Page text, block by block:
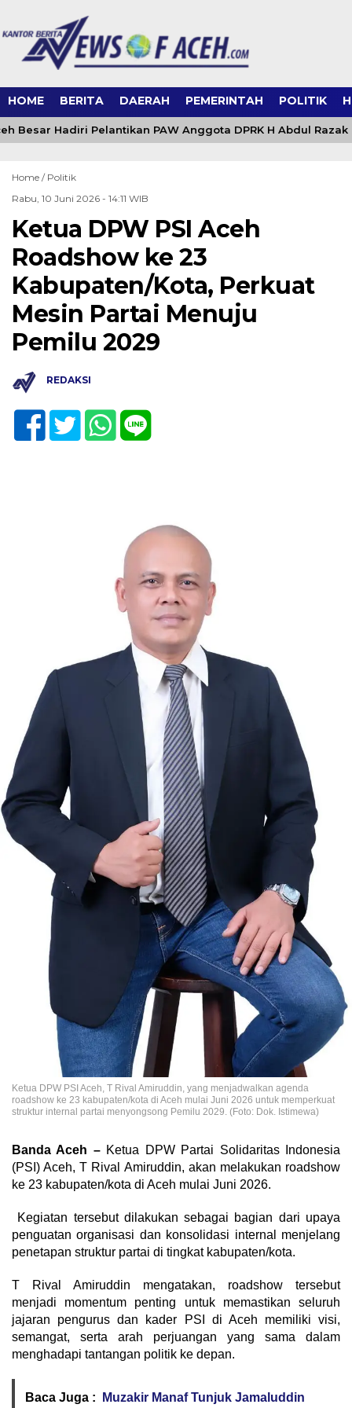
HOME BERITA DAERAH PEMERINTAH POLITIK
Besar Hadiri Pelantikan PAW Anggota DPRK H Abdul Razak
Home / Politik
Rabu, 10 Juni 2026 - 14:11 WIB
Ketua DPW PSI Aceh
Roadshow ke 23
Kabupaten/Kota, Perkuat
Mesin Partai Menuju
Pemilu 2029
REDAKSI
Ketua DPW PSI Aceh, T Rival Amiruddin, yang menjadwalkan agenda
roadshow ke 23 kabupaten/kota di Aceh mulai Juni 2026 untuk memperkuat
struktur internal partai menyongsong Pemilu 2029. (Foto: Dok. Istimewa)
Banda Aceh –Ketua DPW Partai Solidaritas Indonesia
(PSI) Aceh, T Rival Amiruddin, akan melakukan roadshow
ke 23 kabupaten/kota di Aceh mulai Juni 2026.
Kegiatan tersebut dilakukan sebagai bagian dari upaya
penguatan organisasi dan konsolidasi internal menjelang
penetapan struktur partai di tingkat kabupaten/kota.
T Rival Amiruddin mengatakan, roadshow tersebut
menjadi momentum penting untuk memastikan seluruh
jajaran pengurus dan kader PSI di Aceh memiliki visi,
semangat, serta arah perjuangan yang sama dalam
menghadapi tantangan politik ke depan.
Baca Juga : Muzakir Manaf Tunjuk Jamaluddin